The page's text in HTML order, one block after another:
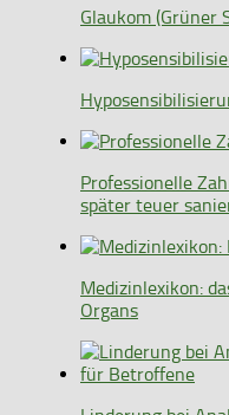
Glaukom (Grüner
Professionelle
später teuer
Medizinlexikon:
Organs